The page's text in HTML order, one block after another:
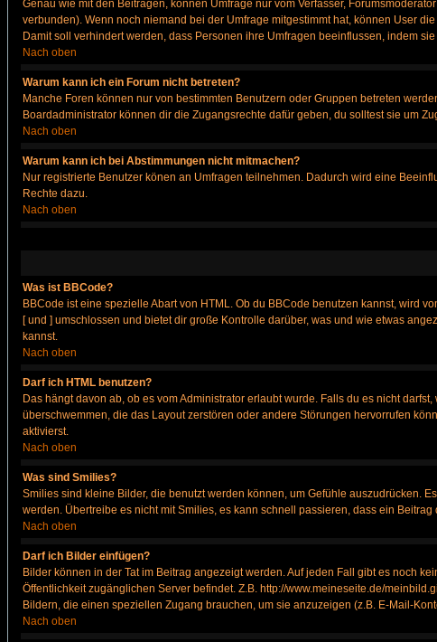
Genau wie mit den Beiträgen, können Umfrage nur vom Verfasser,
verbunden). Wenn noch niemand bei der Umfrage mitgestimmt hat, können User
Damit soll verhindert werden, dass Personen ihre Umfragen beeinflussen, indem
Nach oben
Warum kann ich ein Forum nicht betreten?
Manche Foren können nur von bestimmten Benutzern oder Gruppen betreten
Boardadministrator können dir die Zugangsrechte dafür geben, du solltest sie um
Nach oben
Warum kann ich bei Abstimmungen nicht mitmachen?
Nur registrierte Benutzer könen an Umfragen teilnehmen. Dadurch wird eine
Rechte dazu.
Nach oben
Was ist BBCode?
BBCode ist eine spezielle Abart von HTML. Ob du BBCode benutzen kannst, wird
[ und ] umschlossen und bietet dir große Kontrolle darüber, was und wie etwas
kannst.
Nach oben
Darf ich HTML benutzen?
Das hängt davon ab, ob es vom Administrator erlaubt wurde. Falls du es nicht
überschwemmen, die das Layout zerstören oder andere Störungen hervorrufen
aktivierst.
Nach oben
Was sind Smilies?
Smilies sind kleine Bilder, die benutzt werden können, um Gefühle auszudrücken.
werden. Übertreibe es nicht mit Smilies, es kann schnell passieren, dass ein
Nach oben
Darf ich Bilder einfügen?
Bilder können in der Tat im Beitrag angezeigt werden. Auf jeden Fall gibt es noch
Öffentlichkeit zugänglichen Server befindet. Z.B. http://www.meineseite.de/
Bildern, die einen speziellen Zugang brauchen, um sie anzuzeigen (z.B. E-Mail-
Nach oben